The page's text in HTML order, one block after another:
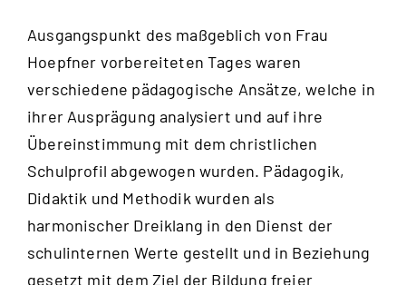
Ausgangspunkt des maßgeblich von Frau
Hoepfner vorbereiteten Tages waren
verschiedene pädagogische Ansätze, welche in
ihrer Ausprägung analysiert und auf ihre
Übereinstimmung mit dem christlichen
Schulprofil abgewogen wurden. Pädagogik,
Didaktik und Methodik wurden als
harmonischer Dreiklang in den Dienst der
schulinternen Werte gestellt und in Beziehung
gesetzt mit dem Ziel der Bildung freier